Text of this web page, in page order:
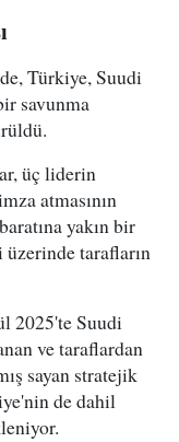
Türkiye, Suudi
savunma
üç liderin
atmasının
yakın bir
üzerinde tarafların
2025'te Suudi
ve taraflardan
sayan stratejik
de dahil